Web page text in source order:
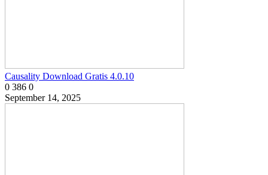
Causality Download Gratis 4.0.10
0 386 0
September 14, 2025